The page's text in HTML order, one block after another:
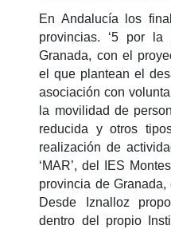
En Andalucía los
provincias. ‘5 por la
Granada, con el
el que plantean el
asociación con
la movilidad de
reducida y otros
realización de
‘MAR’, del IES
provincia de Granada,
Desde Iznalloz
dentro del propio